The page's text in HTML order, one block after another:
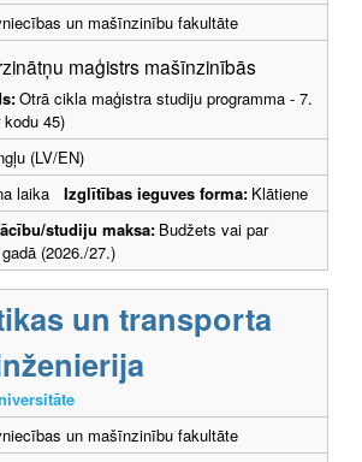
un mašīnzinību fakultāte
maģistrs mašīnzinībās
Otrā cikla maģistra studiju programma - 7.
kodu 45)
(LV/EN)
laika Izglītības ieguves forma: Klātiene
studiju maksa: Budžets vai par
(2026./27.)
un transporta
un mašīnzinību fakultāte